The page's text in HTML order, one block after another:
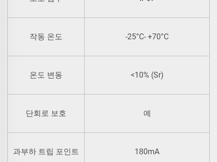
작동 온도 -25°C- +70°C
온도 변동 <10% (Sr)
단회로 보호 예
과부하 트립 포인트 180mA